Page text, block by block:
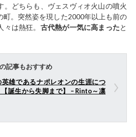
。どちらも、ヴェスヴィオ火山の噴火
町。突然姿を現した2000年以上も前の
は熱狂。 古代熱が一気に高まったと
記事もおすすめ
英雄であるナポレオンの生涯につ
誕生から失脚まで】 – Rinto～凛